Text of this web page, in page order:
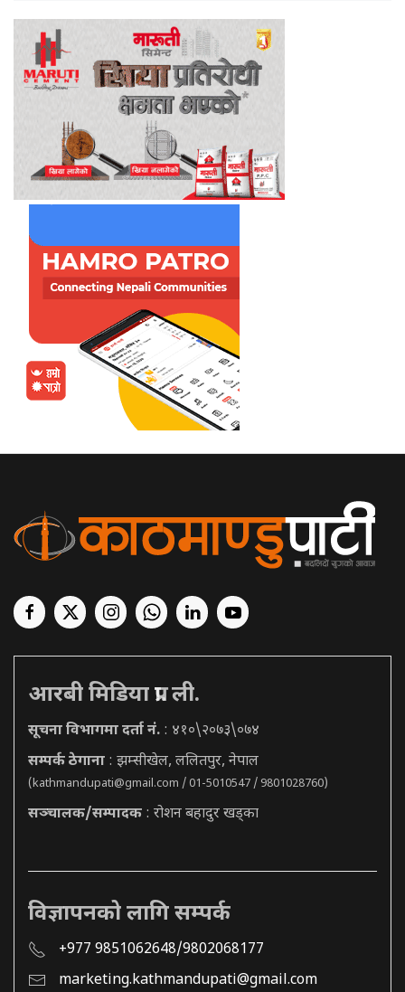
आरबी मिडिया प्रा. ली.
सूचना विभागमा दर्ता नं. : ४१०\२०७३\०७४
सम्पर्क ठेगाना : झम्सीखेल, ललितपुर, नेपाल
(kathmandupati@gmail.com / 01-5010547 / 9801028760)
सञ्चालक/सम्पादक : रोशन बहादुर खड्का
विज्ञापनको लागि सम्पर्क
+977 9851062648/9802068177
marketing.kathmandupati@gmail.com